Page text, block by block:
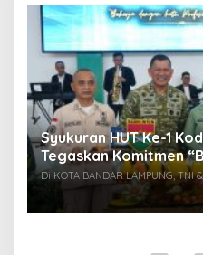
Syukuran HUT Ke-1
Tegaskan Komitmen
Di KOTA BANDAR LAMPUNG, TNI